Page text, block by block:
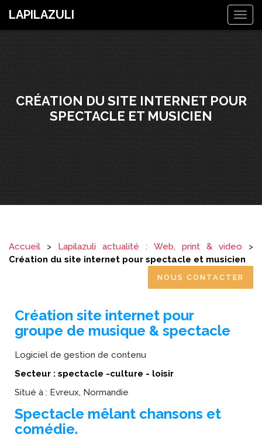
LAPILAZULI
CRÉATION DU SITE INTERNET POUR
SPECTACLE ET MUSICIEN
Accueil > Lapilazuli actualité : Web, print & video >
Création du site internet pour spectacle et musicien
NOUS CONTACTER
Création site internet pour
groupe de musique & spectacle
Logiciel de gestion de contenu
Secteur : spectacle -culture - loisir
Situé à : Evreux, Normandie
Spectacle mêlant chansons et
comédie.